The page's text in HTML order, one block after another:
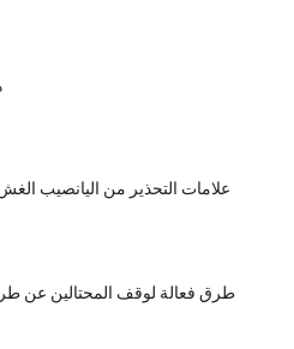
12 علامات التحذير من اليانصيب
8 طرق فعالة لوقف المحتالين عن